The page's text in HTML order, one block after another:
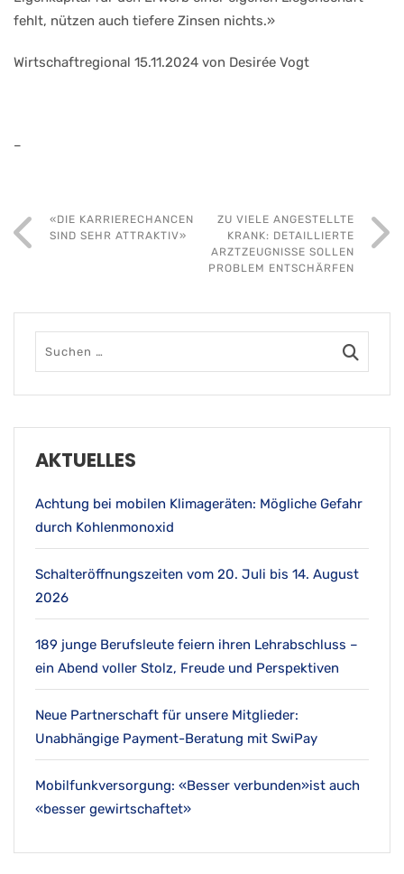
fehlt, nützen auch tiefere Zinsen nichts.»
Wirtschaftregional 15.11.2024 von Desirée Vogt
–
«DIE KARRIERECHANCEN
SIND SEHR ATTRAKTIV»
ZU VIELE ANGESTELLTE
KRANK: DETAILLIERTE
ARZTZEUGNISSE SOLLEN
PROBLEM ENTSCHÄRFEN
AKTUELLES
Achtung bei mobilen Klimageräten: Mögliche Gefahr
durch Kohlenmonoxid
Schalteröffnungszeiten vom 20. Juli bis 14. August
2026
189 junge Berufsleute feiern ihren Lehrabschluss –
ein Abend voller Stolz, Freude und Perspektiven
Neue Partnerschaft für unsere Mitglieder:
Unabhängige Payment-Beratung mit SwiPay
Mobilfunkversorgung: «Besser verbunden»ist auch
«besser gewirtschaftet»